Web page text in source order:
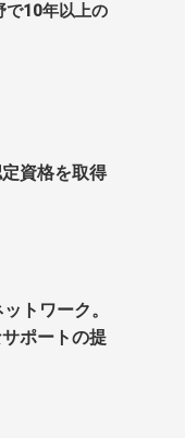
で10年以上の
資格を取得
トワーク。
ポートの提